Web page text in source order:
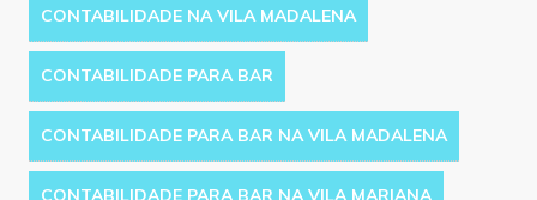
CONTABILIDADE NA VILA MADALENA
CONTABILIDADE PARA BAR
CONTABILIDADE PARA BAR NA VILA MADALENA